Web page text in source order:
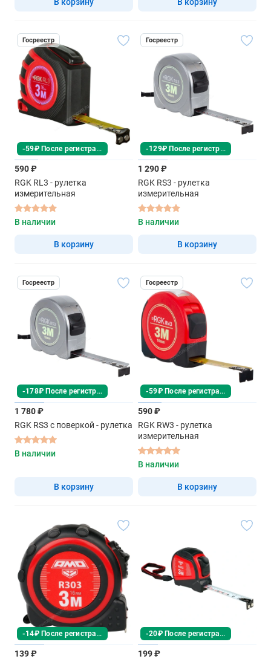
Госреестр
-59₽ После регистрации
590 ₽
RGK RL3 - рулетка
измерительная
В наличии
В корзину
Госреестр
-129₽ После регистрации
1 290 ₽
RGK RS3 - рулетка
измерительная
В наличии
В корзину
Госреестр
-178₽ После регистрации
1 780 ₽
RGK RS3 с поверкой - рулетка
В наличии
В корзину
Госреестр
-59₽ После регистрации
590 ₽
RGK RW3 - рулетка
измерительная
В наличии
В корзину
-14₽ После регистрации
139 ₽
-20₽ После регистрации
199 ₽